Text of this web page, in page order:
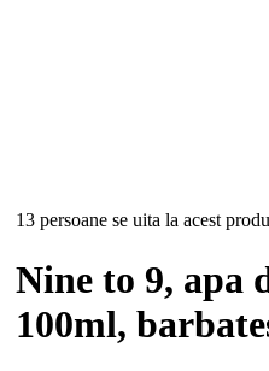
13 persoane se uita la acest
Nine to 9, apa
100ml,